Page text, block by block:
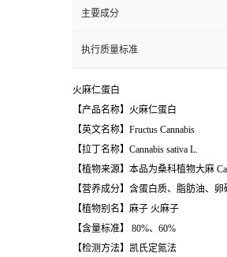
主要成分
执行质量标准
火麻仁蛋白
【产品名称】火麻仁蛋白
【英文名称】Fructus Cannabis
【拉丁名称】Cannabis sativa L.
【植物来源】本品为桑科植物大麻
【营养成分】含蛋白质、脂肪油、
【植物别名】麻子 火麻子
【含量标准】 80%、60%
【检测方法】凯氏定氮法